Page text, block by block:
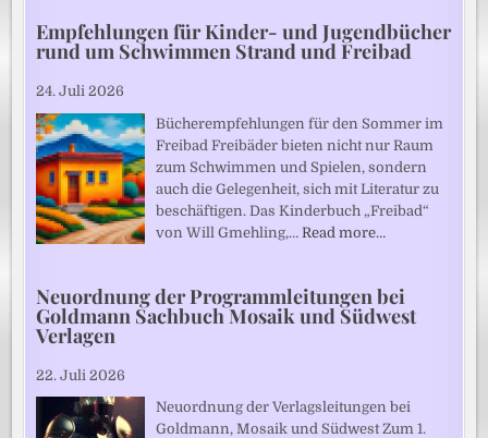
Empfehlungen für Kinder- und Jugendbücher
rund um Schwimmen Strand und Freibad
24. Juli 2026
Bücherempfehlungen für den Sommer im
Freibad Freibäder bieten nicht nur Raum
zum Schwimmen und Spielen, sondern
auch die Gelegenheit, sich mit Literatur zu
beschäftigen. Das Kinderbuch „Freibad“
von Will Gmehling,…Read more…
Neuordnung der Programmleitungen bei
Goldmann Sachbuch Mosaik und Südwest
Verlagen
22. Juli 2026
Neuordnung der Verlagsleitungen bei
Goldmann, Mosaik und Südwest Zum 1.